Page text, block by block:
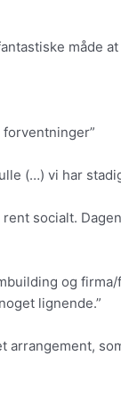
måde
(…) vi har
socialt.
og
lignende.”